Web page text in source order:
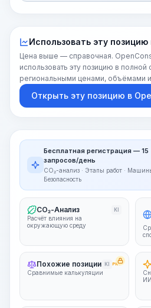
Использовать эту
Цена выше — справочная.
использовать эту позицию в
региональными ценами, объёмами
Открыть эту позицию в
Бесплатная регистрация — 15
запросов/день
CO₂-анализ · Этапы работ ·
Безопасность
CO₂-Анализ KI
Расчёт влияния на
окружающую среду
Похожие позиции KI PRO
Сравнимые калькуляции
ИИ